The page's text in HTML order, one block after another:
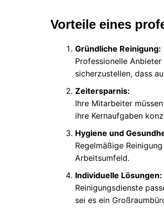
Vorteile eines
Gründliche Reinigung:
Professionelle
sicherzustellen, dass
Zeitersparnis:
Ihre Mitarbeiter
ihre Kernaufgaben
Hygiene und
Regelmäßige
Arbeitsumfeld.
Individuelle Lösungen:
Reinigungsdienste
sei es ein